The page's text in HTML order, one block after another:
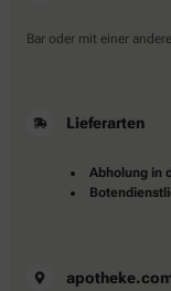
Bar oder mit einer
Lieferarten
Abholung in